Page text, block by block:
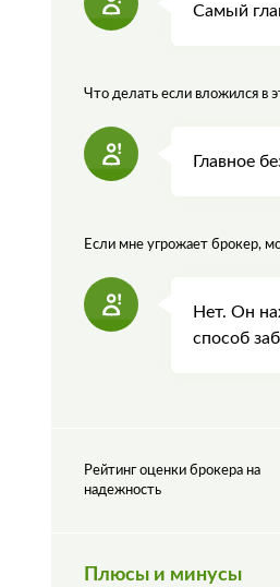
Самый
Что делать если вложился в
Главное
Если мне угрожает брокер,
Нет. Он
способ
Рейтинг оценки брокера на
надежность
Плюсы и минусы